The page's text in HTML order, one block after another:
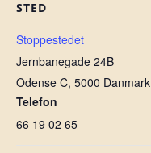
STED
Stoppestedet
Jernbanegade 24B
Odense C, 5000 Danmark
Telefon
66 19 02 65